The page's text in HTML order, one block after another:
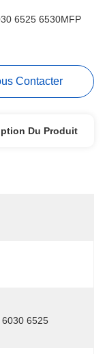
6525 6530MFP
Contacter
Du Produit
6030 6525